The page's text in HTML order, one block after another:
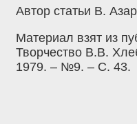
Автор статьи В.
Материал взят из
Творчество В.В.
1979. – №9. – С. 43.